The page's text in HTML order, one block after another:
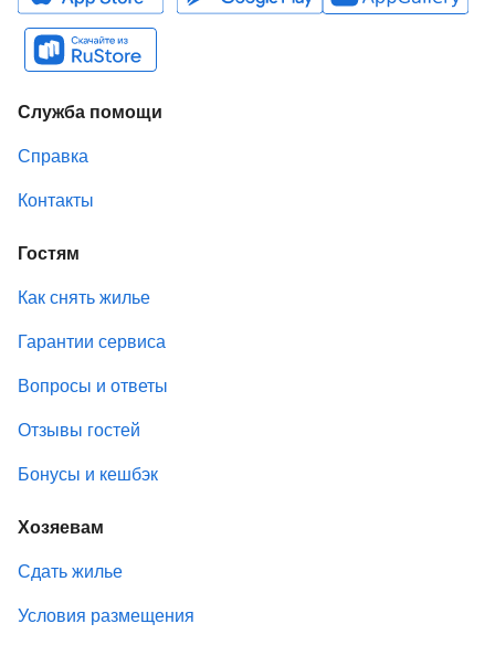
Служба помощи
Справка
Контакты
Гостям
Как снять жилье
Гарантии сервиса
Вопросы и ответы
Отзывы гостей
Бонусы и кешбэк
Хозяевам
Сдать жилье
Условия размещения